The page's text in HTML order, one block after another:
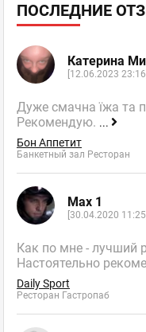
ПОСЛЕДНИЕ
Катерина
[12.06.2023 23:16]
Дуже смачна їжа та
Рекомендую. ...
Бон Аппетит
Банкетный зал Ресторан
Max 1
[30.04.2020 11:25]
Как по мне - лучший
Настоятельно
Daily Sport
Ресторан Гастропаб